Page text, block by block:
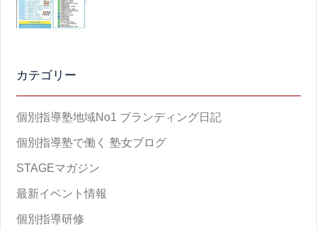
カテゴリー
個別指導塾地域No1 ブランディング日記
個別指導塾で働く 塾女ブログ
STAGEマガジン
最新イベント情報
個別指導研修